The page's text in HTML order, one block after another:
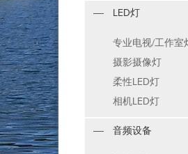
LED灯
专业电视/工作室
摄影摄像灯
柔性LED灯
相机LED灯
音频设备